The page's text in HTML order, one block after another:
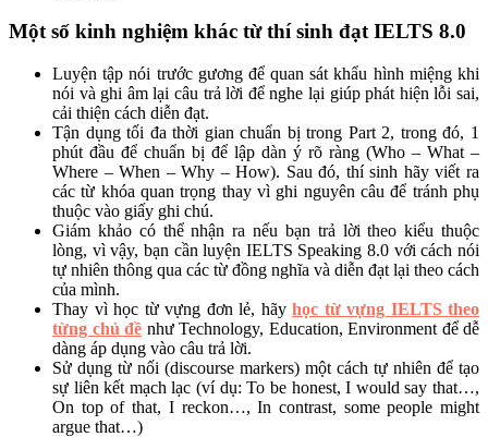
Một số kinh nghiệm khác từ thí sinh đạt IELTS 8.0
Luyện tập nói trước gương để quan sát khẩu hình miệng khi
nói và ghi âm lại câu trả lời để nghe lại giúp phát hiện lỗi sai,
cải thiện cách diễn đạt.
Tận dụng tối đa thời gian chuẩn bị trong Part 2, trong đó, 1
phút đầu để chuẩn bị để lập dàn ý rõ ràng (Who – What –
Where – When – Why – How). Sau đó, thí sinh hãy viết ra
các từ khóa quan trọng thay vì ghi nguyên câu để tránh phụ
thuộc vào giấy ghi chú.
Giám khảo có thể nhận ra nếu bạn trả lời theo kiểu thuộc
lòng, vì vậy, bạn cần luyện IELTS Speaking 8.0 với cách nói
tự nhiên thông qua các từ đồng nghĩa và diễn đạt lại theo cách
của mình.
Thay vì học từ vựng đơn lẻ, hãy học từ vựng IELTS theo
từng chủ đề như Technology, Education, Environment để dễ
dàng áp dụng vào câu trả lời.
Sử dụng từ nối (discourse markers) một cách tự nhiên để tạo
sự liên kết mạch lạc (ví dụ: To be honest, I would say that…,
On top of that, I reckon…, In contrast, some people might
argue that…)